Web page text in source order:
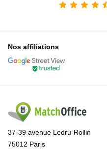
Nos affiliations
37-39 avenue Ledru-Rollin
75012 Paris